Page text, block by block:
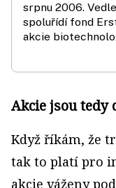
srpnu 2006.
spoluřídí fond
akcie
Akcie jsou tedy
Když říkám, že
tak to platí pro
akcie váženy